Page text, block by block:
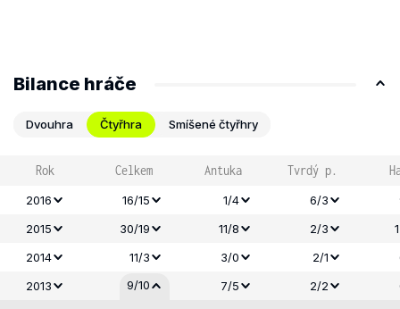
Bilance hráče
Dvouhra Čtyřhra Smíšené čtyřhry
Rok Celkem Antuka Tvrdý p.
2016 16/15 1/4 6/3
2015
30/19 11/8 2/3
2014
11/3 3/0 2/1
2013
9/10 7/5 2/2